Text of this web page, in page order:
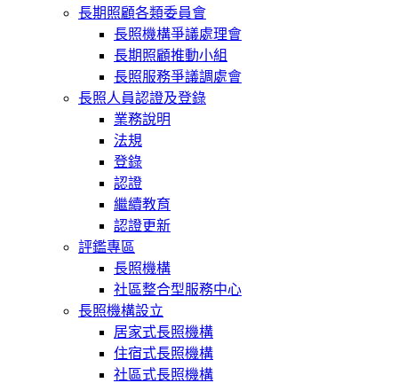
長期照顧各類委員會
長照機構爭議處理會
長期照顧推動小組
長照服務爭議調處會
長照人員認證及登錄
業務說明
法規
登錄
認證
繼續教育
認證更新
評鑑專區
長照機構
社區整合型服務中心
長照機構設立
居家式長照機構
住宿式長照機構
社區式長照機構